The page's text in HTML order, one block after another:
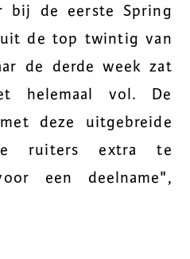
bij de eerste Spring
de top twintig van
de derde week zat
helemaal vol. De
deze uitgebreide
ruiters extra te
een deelname",